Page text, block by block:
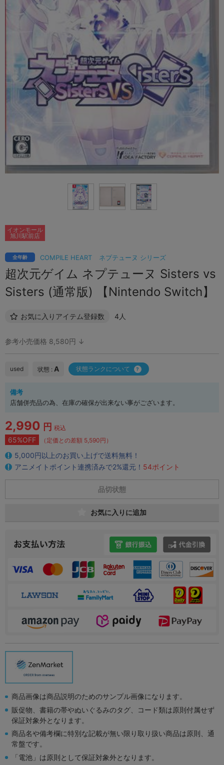
COMPILE HEART ネプテューヌ シリーズ
全年齢
超次元ゲイム ネプテューヌ Sisters vs
Sisters (通常版) 【Nintendo Switch】
お気に入りアイテム登録数 4人
イオンモール
旭川駅前店
参考小売価格 8,580円 ↓
used 状態 : A 状態ランクについて
備考
店舗併売品の為、在庫の確保が出来ない事がございます。
2,990 円 税込
65%OFF （定価との差額 5,590円）
5,000円以上のお買い上げで送料無料！
アニメイトポイント連携済みで2%還元！ 54ポイント
品切状態
お気に入りに追加
商品画像は商品説明のためのサンプル画像になります。
販促物、書籍の帯やぬいぐるみのタグ、コード類は原則付属せず
保証対象外となります。
商品名や備考欄に特別な記載が無い限り取り扱い商品は原則、通
常盤です。
「電池」は原則として保証対象外となります。